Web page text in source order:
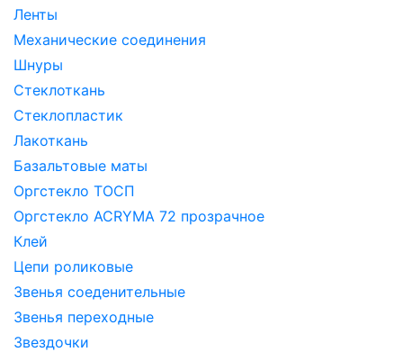
Ленты
Механические соединения
Шнуры
Стеклоткань
Стеклопластик
Лакоткань
Базальтовые маты
Оргстекло ТОСП
Оргстекло ACRYMA 72 прозрачное
Клей
Цепи роликовые
Звенья соеденительные
Звенья переходные
Звездочки